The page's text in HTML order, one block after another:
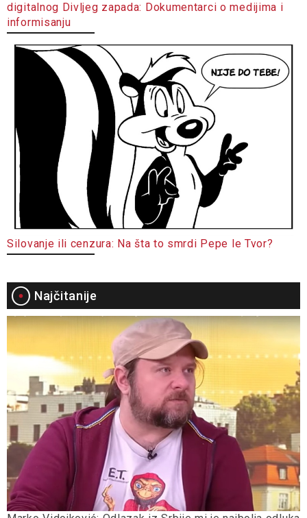
digitalnog Divljeg zapada: Dokumentarci o medijima i
informisanju
Silovanje ili cenzura: Na šta to smrdi Pepe le Tvor?
Najčitanije